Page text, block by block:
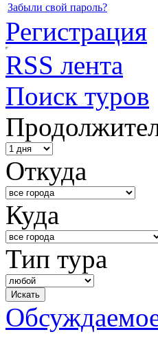
Забыли свой пароль?
Регистрация
RSS лента
Поиск туров
Откуда
Куда
Тип тура